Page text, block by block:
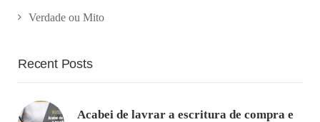
Verdade ou Mito
Recent Posts
Acabei de lavrar a escritura de compra e